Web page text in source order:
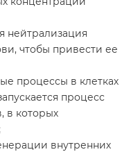
нейтрализация
чтобы привести ее
процессы в клетках
процесс
в которых
внутренних